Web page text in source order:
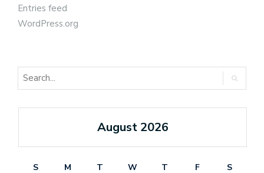
Entries feed
WordPress.org
August 2026
S M T W T F
S